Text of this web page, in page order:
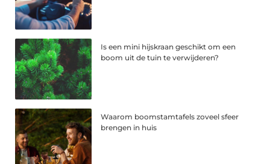
Is een mini hijskraan geschikt om een
boom uit de tuin te verwijderen?
Waarom boomstamtafels zoveel sfeer
brengen in huis